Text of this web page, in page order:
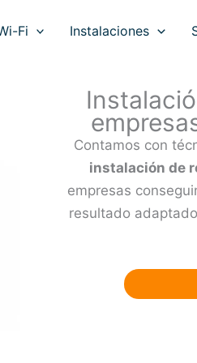
Fi Instalaciones
Contamos con
instalación de
empresas
resultado